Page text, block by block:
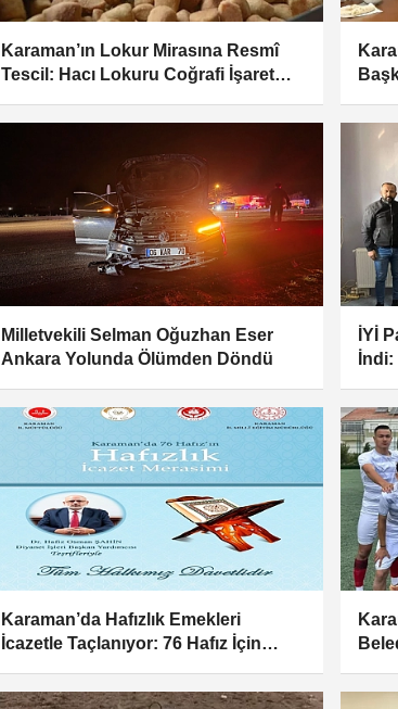
Karaman’ın Lokur Mirasına Resmî
Tescil: Hacı Lokuru Coğrafi İşaret
Milletvekili Selman Oğuzhan Eser
Ankara Yolunda Ölümden Döndü
İYİ
Karaman’da Hafızlık Emekleri
İcazetle Taçlanıyor: 76 Hafız İçin